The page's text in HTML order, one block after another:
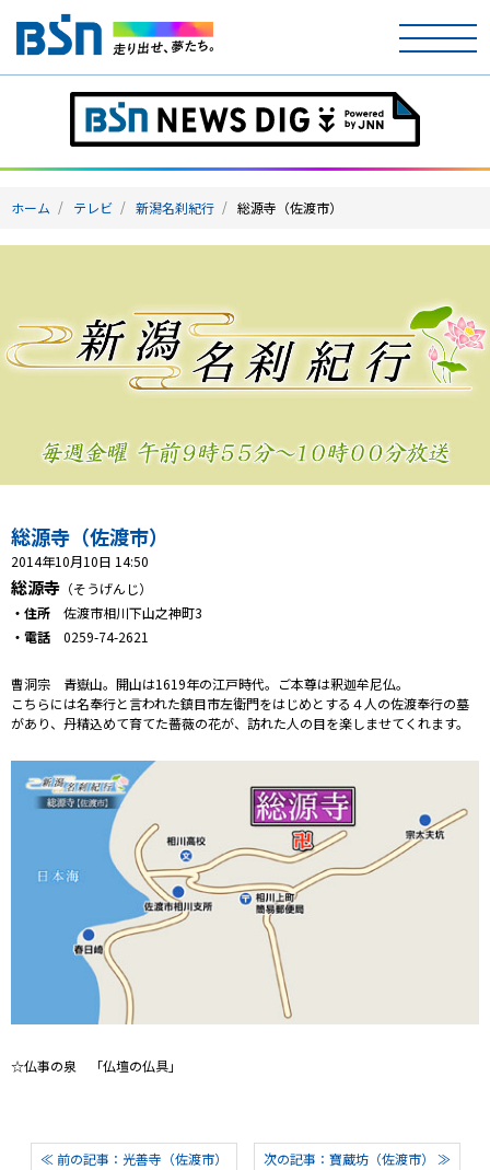
ホーム
テレビ
ラジオ
イベント
ニュース
天気
プレゼント
コンテンツ・アプリ
キッズ ケンジュ
Well-being
ショッピング
会社概要・ビジョン
お問い合わせ
ホーム テレビ 新潟名刹紀行 総源寺（佐渡市）
総源寺（佐渡市）
2014年10月10日 14:50
総源寺 （そうげんじ）
・住所 佐渡市相川下山之神町3
・電話 0259-74-2621
曹洞宗 青嶽山。開山は1619年の江戸時代。ご本尊は釈迦牟尼仏。
こちらには名奉行と言われた鎮目市左衛門をはじめとする４人の佐渡奉行の墓
があり、丹精込めて育てた薔薇の花が、訪れた人の目を楽しませてくれます。
☆仏事の泉 「仏壇の仏具」
≪ 前の記事：光善寺（佐渡市） 次の記事：寶蔵坊（佐渡市） ≫